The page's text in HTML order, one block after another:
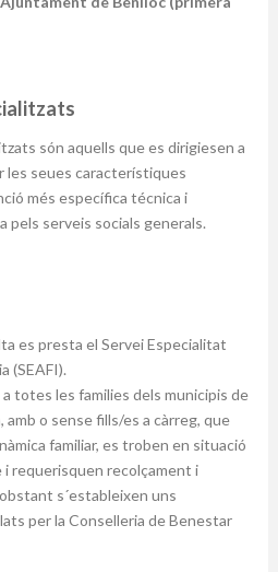
són aquells que es dirigiesen a
les seues característiques
més específica técnica i
pels serveis socials generals.
es presta el Servei Especialitat
(SEAFI).
totes les families dels municipis de
o sense fills/es a càrreg, que
familiar, es troben en situació
requerisquen recolçament i
s´estableixen uns
per la Conselleria de Benestar